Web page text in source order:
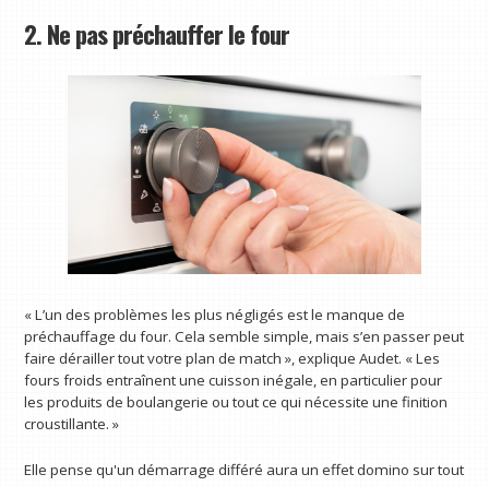
2. Ne pas préchauffer le four
« L’un des problèmes les plus négligés est le manque de
préchauffage du four. Cela semble simple, mais s’en passer peut
faire dérailler tout votre plan de match », explique Audet. « Les
fours froids entraînent une cuisson inégale, en particulier pour
les produits de boulangerie ou tout ce qui nécessite une finition
croustillante. »
Elle pense qu'un démarrage différé aura un effet domino sur tout